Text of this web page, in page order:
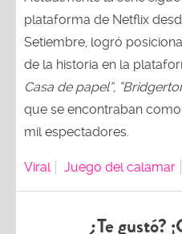
plataforma de Netflix
Setiembre, logró
de la historia en la
Casa de papel”,
que se encontraban
mil espectadores.
Viral Juego del calamar
¿Te gustó?